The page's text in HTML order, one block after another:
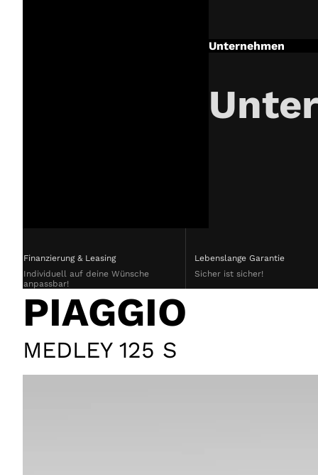
Unternehmen
Finanzierung & Leasing
Individuell auf deine Wünsche
anpassbar!
Lebenslange Garantie
Sicher ist sicher!
PIAGGIO
MEDLEY 125 S